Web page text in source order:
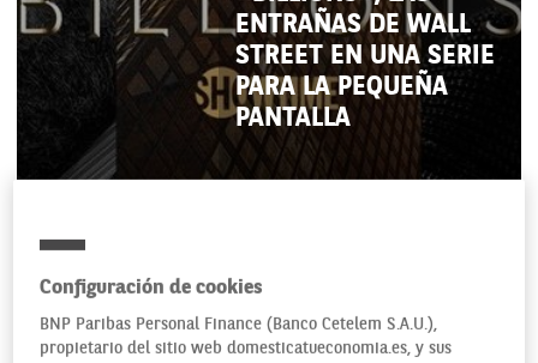
ENTRAÑAS DE WALL
STREET EN UNA SERIE
PARA LA PEQUEÑA
PANTALLA
09/12/2016
Configuración de cookies
BNP Paribas Personal Finance (Banco Cetelem S.A.U.),
propietario del sitio web domesticatueconomia.es, y sus